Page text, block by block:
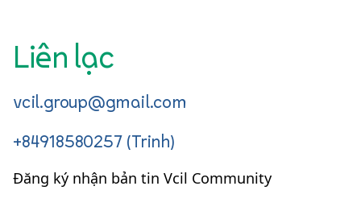
Liên lạc
vcil.group@gmail.com
+84918580257 (Trinh)
Đăng ký nhận bản tin Vcil Community